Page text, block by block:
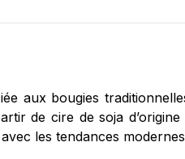
aux bougies
de cire de soja
les tendances